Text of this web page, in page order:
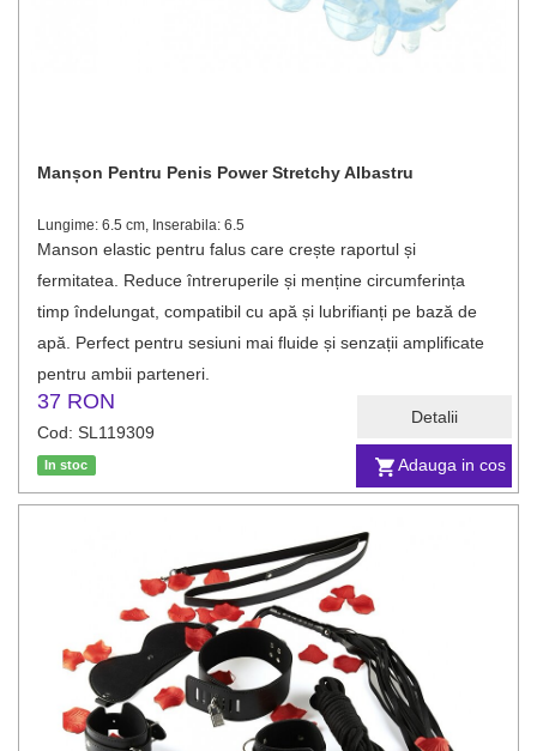
Adauga in cos
Detalii
Manșon Pentru Penis Power Stretchy Albastru
Lungime: 6.5 cm, Inserabila: 6.5
Manson elastic pentru falus care crește raportul și
fermitatea. Reduce întreruperile și menține circumferința
timp îndelungat, compatibil cu apă și lubrifianți pe bază de
apă. Perfect pentru sesiuni mai fluide și senzații amplificate
pentru ambii parteneri.
37 RON
Cod: SL119309
In stoc